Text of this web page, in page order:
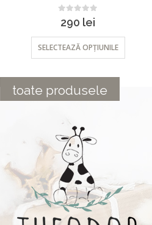
out of 5
290 lei
SELECTEAZĂ OPȚIUNILE
toate produsele